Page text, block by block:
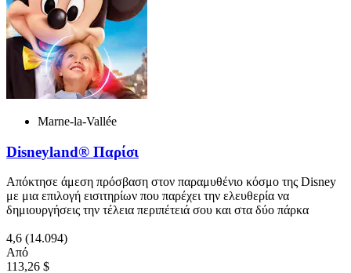
Marne-la-Vallée
Disneyland® Παρίσι
Απόκτησε άμεση πρόσβαση στον παραμυθένιο κόσμο της Disney
με μια επιλογή εισιτηρίων που παρέχει την ελευθερία να
δημιουργήσεις την τέλεια περιπέτειά σου και στα δύο πάρκα
4,6 (14.094)
Από
113,26 $